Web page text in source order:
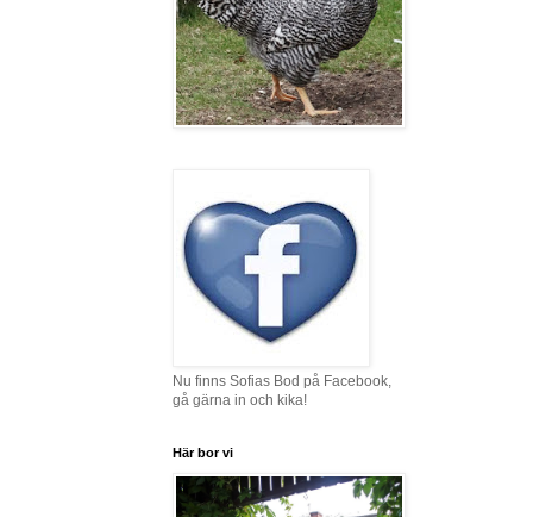
Nu finns Sofias Bod på Facebook,
gå gärna in och kika!
Här bor vi